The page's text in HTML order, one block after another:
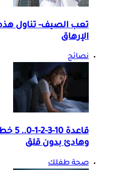
تعب الصيف- تناول
الإرهاق
نصائح
وهادئ بدون قلق
صحة طفلك